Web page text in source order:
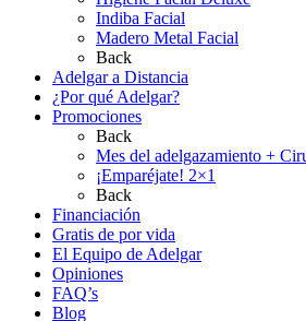
Indiba Facial
Madero Metal Facial
Back
Adelgar a Distancia
¿Por qué Adelgar?
Promociones
Back
Mes del adelgazamiento +
¡Emparéjate! 2×1
Back
Financiación
Gratis de por vida
El Equipo de Adelgar
Opiniones
FAQ’s
Blog